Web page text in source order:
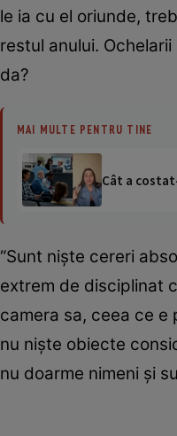
le ia cu el oriunde,
restul anului.
da?
MAI MULTE PENTRU TINE
Cât a
“Sunt nişte cereri
extrem de disciplinat
camera sa, ceea ce
nu nişte obiecte
nu doarme nimeni şi